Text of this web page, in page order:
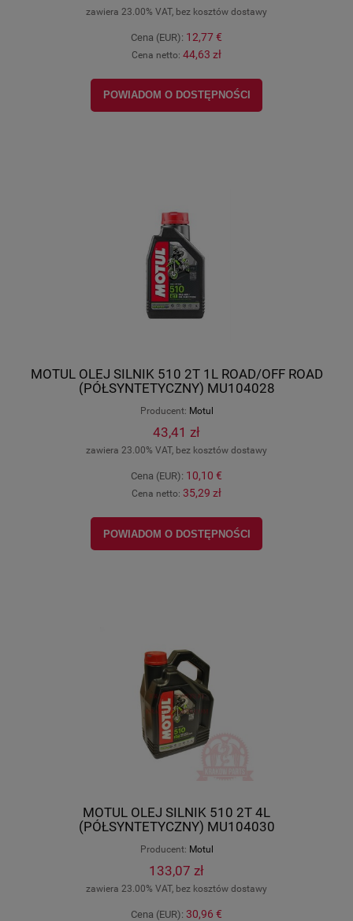
zawiera 23.00% VAT, bez kosztów dostawy
Cena (EUR): 12,77 €
Cena netto: 44,63 zł
POWIADOM O DOSTĘPNOŚCI
MOTUL OLEJ SILNIK 510 2T 1L ROAD/OFF ROAD
(PÓŁSYNTETYCZNY) MU104028
Producent: Motul
43,41 zł
zawiera 23.00% VAT, bez kosztów dostawy
Cena (EUR): 10,10 €
Cena netto: 35,29 zł
POWIADOM O DOSTĘPNOŚCI
MOTUL OLEJ SILNIK 510 2T 4L
(PÓŁSYNTETYCZNY) MU104030
Producent: Motul
133,07 zł
zawiera 23.00% VAT, bez kosztów dostawy
Cena (EUR): 30,96 €